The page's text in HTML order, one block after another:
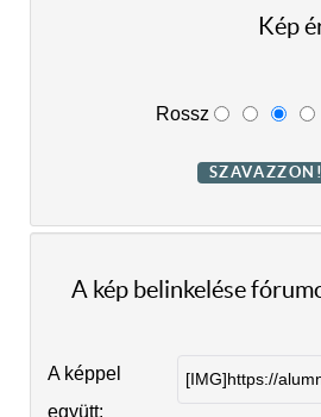
Kép
Rossz
A kép belinkelése
A képpel
együtt: